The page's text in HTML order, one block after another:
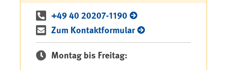
+49 40 20207-1190
Zum Kontaktformular
Montag bis Freitag: